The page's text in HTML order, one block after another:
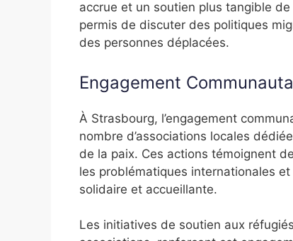
accrue et un soutien plus tangible
permis de discuter des politiques
des personnes déplacées.
Engagement
À Strasbourg, l’engagement
nombre d’associations locales
de la paix. Ces actions témoignent
les problématiques internationales
solidaire et accueillante.
Les initiatives de soutien aux